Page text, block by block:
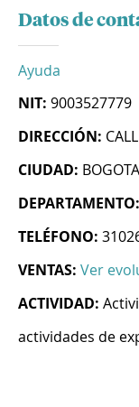
Datos de
Ayuda
NIT: 9003527779
DIRECCIÓN:
CIUDAD:
DEPARTAMENTO:
TELÉFONO:
VENTAS: Ver
ACTIVIDAD:
actividades de